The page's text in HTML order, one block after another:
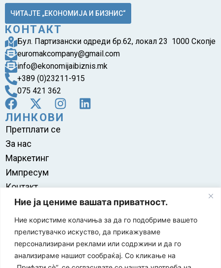
Ние ја цениме вашата приватност.
Ние користиме колачиња за да го подобриме вашето
прелистувачко искуство, да прикажуваме
персонализирани реклами или содржини и да го
анализираме нашиот сообраќај. Со кликање на
ЧИТАЈТЕ „ЕКОНОМИЈА И БИЗНИС“
КОНТАКТ
Бул. Партизански одреди бр.62, локал 23 1000 Скопје
euromakcompany@gmail.com
info@ekonomijaibiznis.mk
+389 (0)23211-915
075 421 362
ЛИНКОВИ
Претплати се
За нас
Маркетинг
Импресум
Контакт
Правила на користење